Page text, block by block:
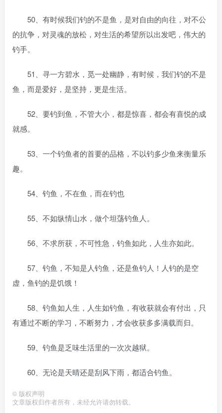
50、有时候我们钓的不是鱼，是对自由的向往，对不公
的抗争，对灵魂的放松，对生活的希望所以出发吧，伟大的
钓手。
51、寻一方碧水，觅一处幽静，有时候，我们钓的不是
鱼，而是爱好，是坚持，更是生活。
52、要钓到鱼，不管大小，都是惊喜，都会有喜悦的成
就感。
53、一个钓鱼者的首要的品格，不以钓多少鱼来衡量乐
趣。
54、钓鱼，不在鱼，而在钓也
55、不如纵情山水，做个坦荡钓鱼人。
56、不求所获，不可性急，钓鱼如此，人生亦如此。
57、钓鱼，不知是人钓鱼，还是鱼钓人！人钓的是空
虚，鱼钓的是饥饿！
58、钓鱼如人生，人生如钓鱼，有收获就会有付出，只
有通过不断的学习，不断努力，才会收获多多满载而归。
59、钓鱼是乏味生活里的一次次越狱。
60、无论是天晴还是刮风下雨，都适合钓鱼。
© 版权声明
文章版权归作者所有，未经允许请勿转载。